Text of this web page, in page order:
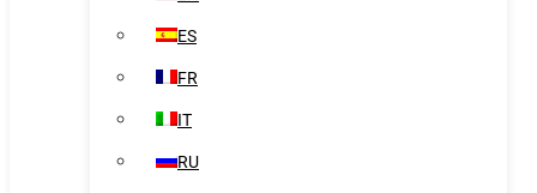
ES
FR
IT
RU